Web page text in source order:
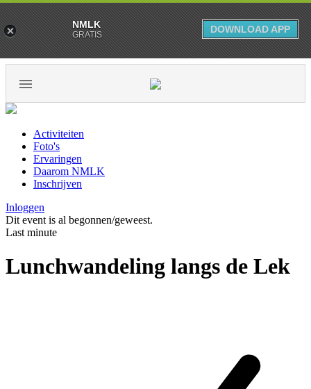
Activiteiten
Foto's
Ervaringen
Daarom NMLK
Inschrijven
Inloggen
Dit event is al begonnen/geweest.
Last minute
Lunchwandeling langs de Lek
NMLK
GRATIS DOWNLOAD APP